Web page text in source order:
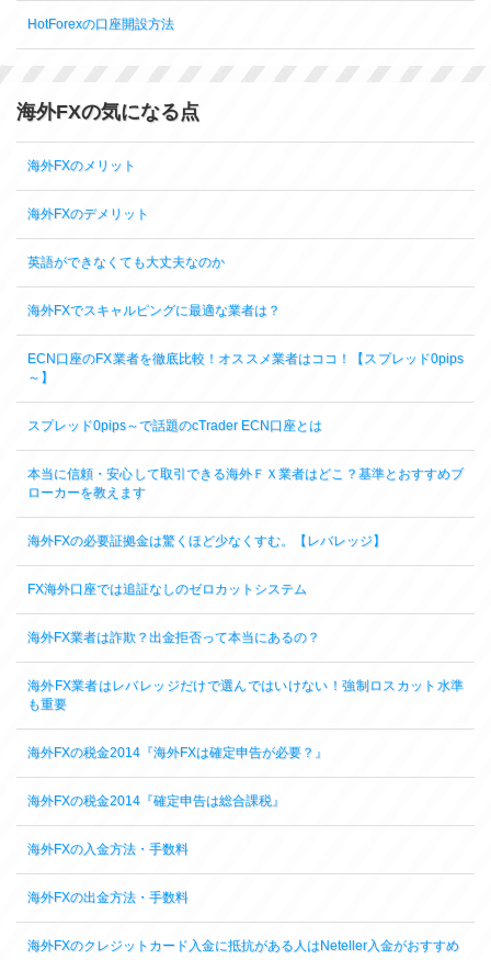
HotForexの口座開設方法
海外FXの気になる点
海外FXのメリット
海外FXのデメリット
英語ができなくても大丈夫なのか
海外FXでスキャルピングに最適な業者は？
ECN口座のFX業者を徹底比較！オススメ業者はココ！【スプレッド0pips
～】
スプレッド0pips～で話題のcTrader ECN口座とは
本当に信頼・安心して取引できる海外ＦＸ業者はどこ？基準とおすすめブ
ローカーを教えます
海外FXの必要証拠金は驚くほど少なくすむ。【レバレッジ】
FX海外口座では追証なしのゼロカットシステム
海外FX業者は詐欺？出金拒否って本当にあるの？
海外FX業者はレバレッジだけで選んではいけない！強制ロスカット水準
も重要
海外FXの税金2014『海外FXは確定申告が必要？』
海外FXの税金2014『確定申告は総合課税』
海外FXの入金方法・手数料
海外FXの出金方法・手数料
海外FXのクレジットカード入金に抵抗がある人はNeteller入金がおすすめ